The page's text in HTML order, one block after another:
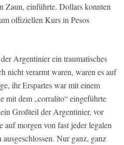
Zaun, einführte. Dollars konnten
offiziellen Kurs in Pesos
Argentinier ein traumatisches
nicht verarmt waren, waren es auf
ihr Erspartes war mit einem
mit dem „corralito“ eingeführte
Großteil der Argentinier, vor
auf morgen von fast jeder legalen
Nur ganz, ganz